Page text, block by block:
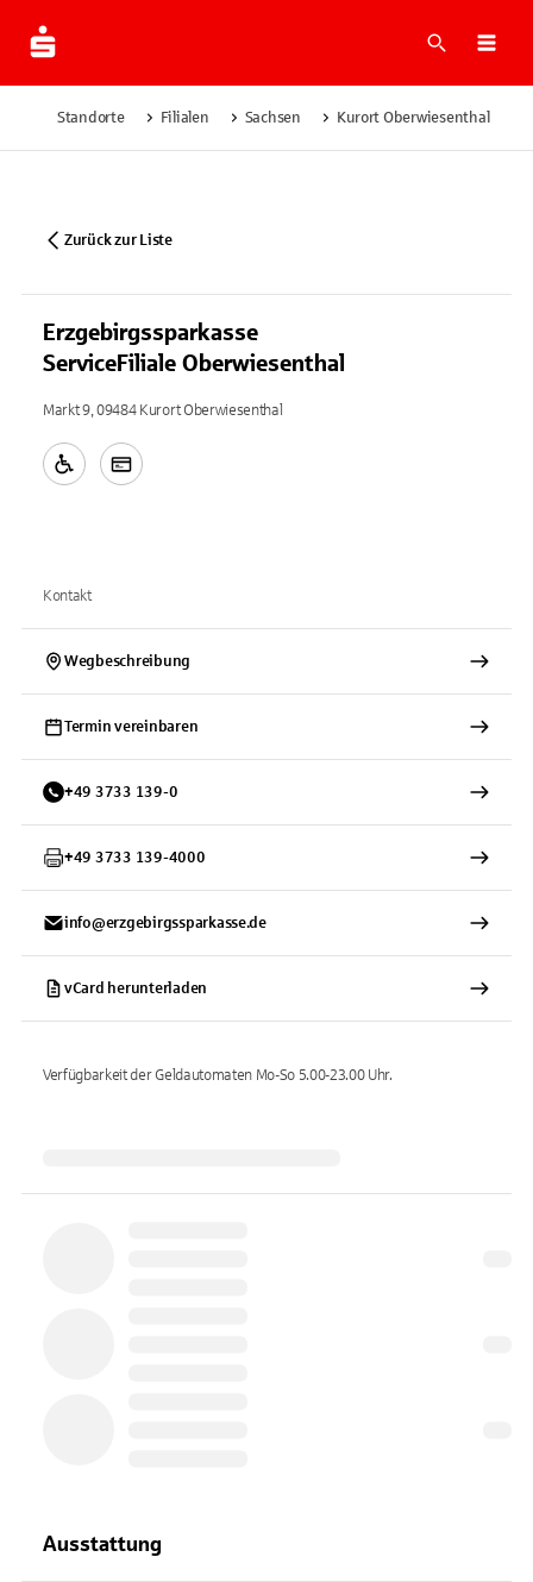
Suche
Standorte Filialen Sachsen Kurort Oberwiesenthal
Zurück zur Liste
Erzgebirgssparkasse
ServiceFiliale Oberwiesenthal
Markt 9, 09484 Kurort Oberwiesenthal
Kontakt
Wegbeschreibung
Termin vereinbaren
+49 3733 139-0
+49 3733 139-4000
info@erzgebirgssparkasse.de
vCard herunterladen
Verfügbarkeit der Geldautomaten Mo-So 5.00-23.00Uhr.
Ausstattung